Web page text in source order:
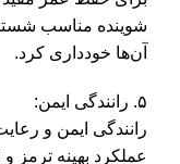
شوینده مناسب
آن‌ها خودداری کرد.
۵. رانندگی ایمن:
رانندگی ایمن و
عملکرد بهینه ترمز